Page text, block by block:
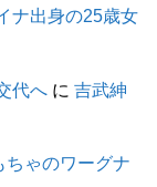
ナ出身の25歳女
代へ に吉武紳
ゃのワーグナ